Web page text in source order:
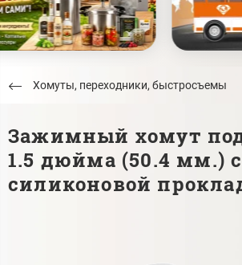
Хомуты, переходники, быстросъемы
Зажимный хомут
1.5 дюйма (50.4 мм.) с
силиконовой